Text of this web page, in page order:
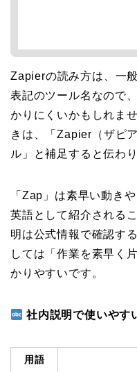
Zapierの読み方は、一
表記のツール名なので
かりにくいかもしれま
きは、「Zapier（ザピ
ル」と補足すると伝わ
「Zap」は素早い動き
英語として紹介される
明は公式情報で確認す
しては「作業を素早く
かりやすいです。
社内説明で使いやす
用語